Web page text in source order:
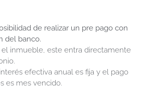
de realizar un pre pago con
del banco.
inmueble, este entra directamente
efectiva anual es fija y el pago
es mes vencido.